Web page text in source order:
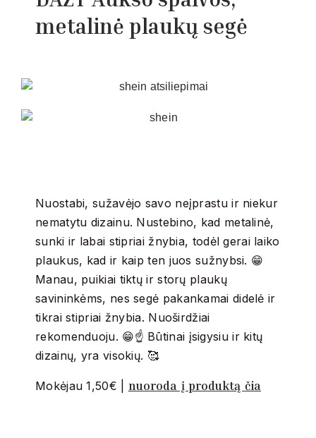
metalinė plaukų segė
Nuostabi, sužavėjo savo neįprastu ir niekur
nematytu dizainu. Nustebino, kad metalinė,
sunki ir labai stipriai žnybia, todėl gerai laiko
plaukus, kad ir kaip ten juos sužnybsi. 😁
Manau, puikiai tiktų ir storų plaukų
savininkėms, nes segė pakankamai didelė ir
tikrai stipriai žnybia. Nuoširdžiai
rekomenduoju. 😁☝️ Būtinai įsigysiu ir kitų
dizainų, yra visokių. 🥰
Mokėjau 1,50€ | nuoroda į produktą čia